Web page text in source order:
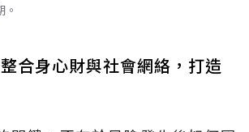
合身心財與社會網絡，打造